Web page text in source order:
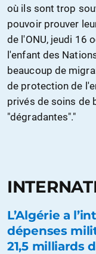
où ils sont trop
pouvoir prouver
de l'ONU, jeudi 16
l'enfant des
beaucoup de
de protection de
privés de soins de
"dégradantes"."
L’Algérie a
dépenses
21,5 milliards